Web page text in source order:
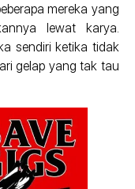
mereka yang
lewat karya.
sendiri ketika tidak
gelap yang tak tau